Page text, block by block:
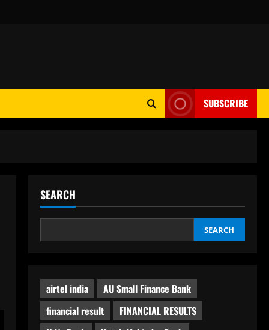
SUBSCRIBE
SEARCH
SEARCH
airtel india
AU Small Finance Bank
financial result
FINANCIAL RESULTS